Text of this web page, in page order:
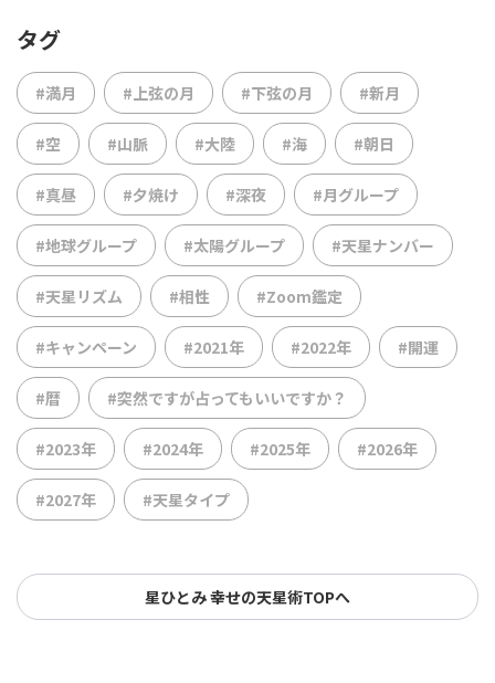
タグ
#満月 #上弦の月 #下弦の月 #新月
#空 #山脈 #大陸 #海 #朝日
#真昼 #夕焼け #深夜 #月グループ
#地球グループ #太陽グループ #天星ナンバー
#天星リズム #相性 #Zoom鑑定
#キャンペーン #2021年 #2022年 #開運
#暦 #突然ですが占ってもいいですか？
#2023年 #2024年 #2025年 #2026年
#2027年 #天星タイプ
星ひとみ 幸せの天星術TOPへ